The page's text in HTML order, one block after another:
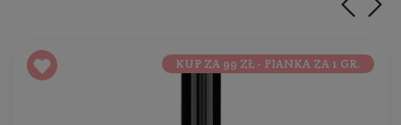
KUP ZA 99 ZŁ - PIANKA ZA 1 GR.